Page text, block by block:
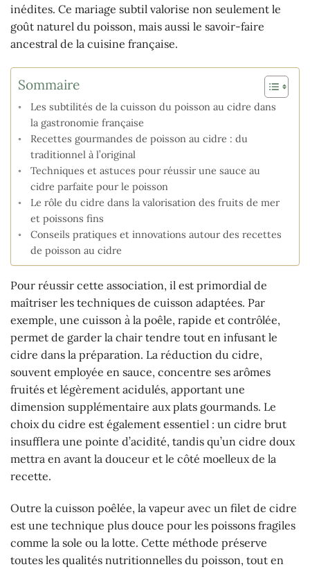
inédites. Ce mariage subtil valorise non seulement le
goût naturel du poisson, mais aussi le savoir-faire
ancestral de la cuisine française.
Sommaire
Les subtilités de la cuisson du poisson au cidre dans
la gastronomie française
Recettes gourmandes de poisson au cidre : du
traditionnel à l’original
Techniques et astuces pour réussir une sauce au
cidre parfaite pour le poisson
Le rôle du cidre dans la valorisation des fruits de mer
et poissons fins
Conseils pratiques et innovations autour des recettes
de poisson au cidre
Pour réussir cette association, il est primordial de
maîtriser les techniques de cuisson adaptées. Par
exemple, une cuisson à la poêle, rapide et contrôlée,
permet de garder la chair tendre tout en infusant le
cidre dans la préparation. La réduction du cidre,
souvent employée en sauce, concentre ses arômes
fruités et légèrement acidulés, apportant une
dimension supplémentaire aux plats gourmands. Le
choix du cidre est également essentiel : un cidre brut
insufflera une pointe d’acidité, tandis qu’un cidre doux
mettra en avant la douceur et le côté moelleux de la
recette.
Outre la cuisson poêlée, la vapeur avec un filet de cidre
est une technique plus douce pour les poissons fragiles
comme la sole ou la lotte. Cette méthode préserve
toutes les qualités nutritionnelles du poisson, tout en